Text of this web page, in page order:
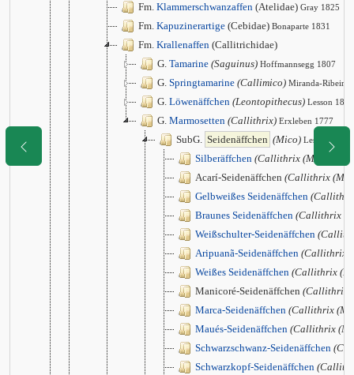
Fm. Klammerschwanzaffen (Atelidae) Gray 1825
Fm. Kapuzinerartige (Cebidae) Bonaparte 1831
Fm. Krallenaffen (Callitrichidae)
G. Tamarine (Saguinus) Hoffmannsegg 1807
G. Springtamarine (Callimico) Miranda-Ribeiro
G. Löwenäffchen (Leontopithecus) Lesson 1840
G. Marmosetten (Callithrix) Erxleben 1777
SubG. Seidenäffchen (Mico) Lesson 1840
Silberäffchen (Callithrix (Mico)
Acarí-Seidenäffchen (Callithrix
Gelbweißes Seidenäffchen
Braunes Seidenäffchen (Callithrix
Weißschulter-Seidenäffchen
Aripuanã-Seidenäffchen (Callithrix
Weißes Seidenäffchen (Callithrix
Manicoré-Seidenäffchen (Callithrix
Marca-Seidenäffchen (Callithrix
Maués-Seidenäffchen (Callithrix
Schwarzschwanz-Seidenäffchen
Schwarzkopf-Seidenäffchen